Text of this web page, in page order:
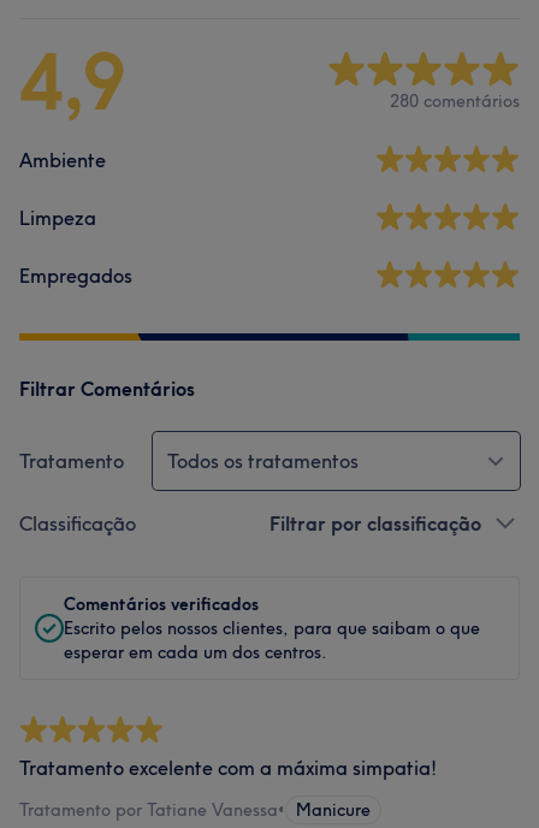
4,9 280 comentários
Ambiente
Limpeza
Empregados
Filtrar Comentários
Tratamento Todos os tratamentos
Classificação Filtrar por classificação
Comentários verificados
Escrito pelos nossos clientes, para que saibam o que
esperar em cada um dos centros.
Tratamento excelente com a máxima simpatia!
Tratamento por Tatiane Vanessa• Manicure